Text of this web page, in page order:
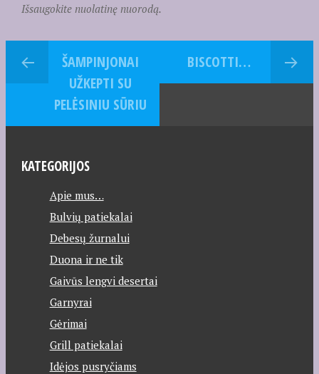
Išsaugokite nuolatinę nuorodą.
ŠAMPINJONAI
UŽKEPTI SU
PELĖSINIU SŪRIU
BISCOTTI…
KATEGORIJOS
Apie mus…
Bulvių patiekalai
Debesų žurnalui
Duona ir ne tik
Gaivūs lengvi desertai
Garnyrai
Gėrimai
Grill patiekalai
Idėjos pusryčiams